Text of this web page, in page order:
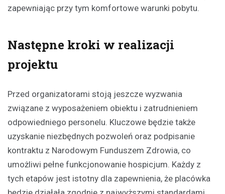
zapewniając przy tym komfortowe warunki pobytu.
Następne kroki w realizacji
projektu
Przed organizatorami stoją jeszcze wyzwania
związane z wyposażeniem obiektu i zatrudnieniem
odpowiedniego personelu. Kluczowe będzie także
uzyskanie niezbędnych pozwoleń oraz podpisanie
kontraktu z Narodowym Funduszem Zdrowia, co
umożliwi pełne funkcjonowanie hospicjum. Każdy z
tych etapów jest istotny dla zapewnienia, że placówka